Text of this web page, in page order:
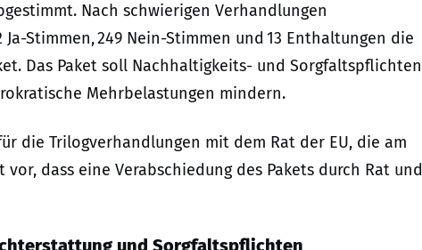
Nach schwierigen Verhandlungen
Stimmen, 249 Nein-Stimmen und 13 Enthaltungen die
Das Paket soll Nachhaltigkeits- und Sorgfaltspflichten
Mehrbelastungen mindern.
die Trilogverhandlungen mit dem Rat der EU, die am
vor, dass eine Verabschiedung des Pakets durch Rat und
und Sorgfaltspflichten